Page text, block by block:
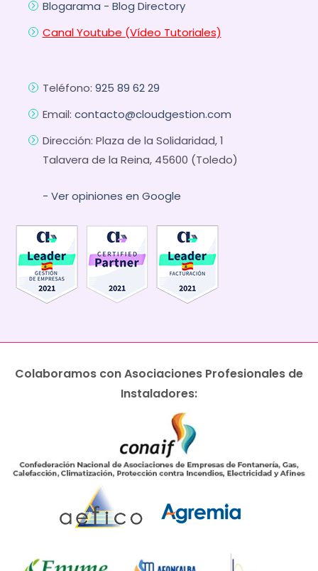
Blogarama - Blog Directory
Canal Youtube (Vídeo Tutoriales)
Teléfono: 925 89 62 29
Email: contacto@cloudgestion.com
Dirección: Plaza de la Solidaridad, 1
Talavera de la Reina, 45600 (Toledo)
- Ver opiniones en Google
Colaboramos con Asociaciones Profesionales de
Instaladores: